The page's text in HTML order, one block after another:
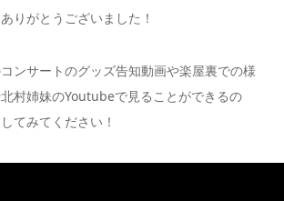
りがとうございました！
ンサートのグッズ告知動画や楽屋裏での様
村姉妹のYoutubeで見ることができるの
てみてください！